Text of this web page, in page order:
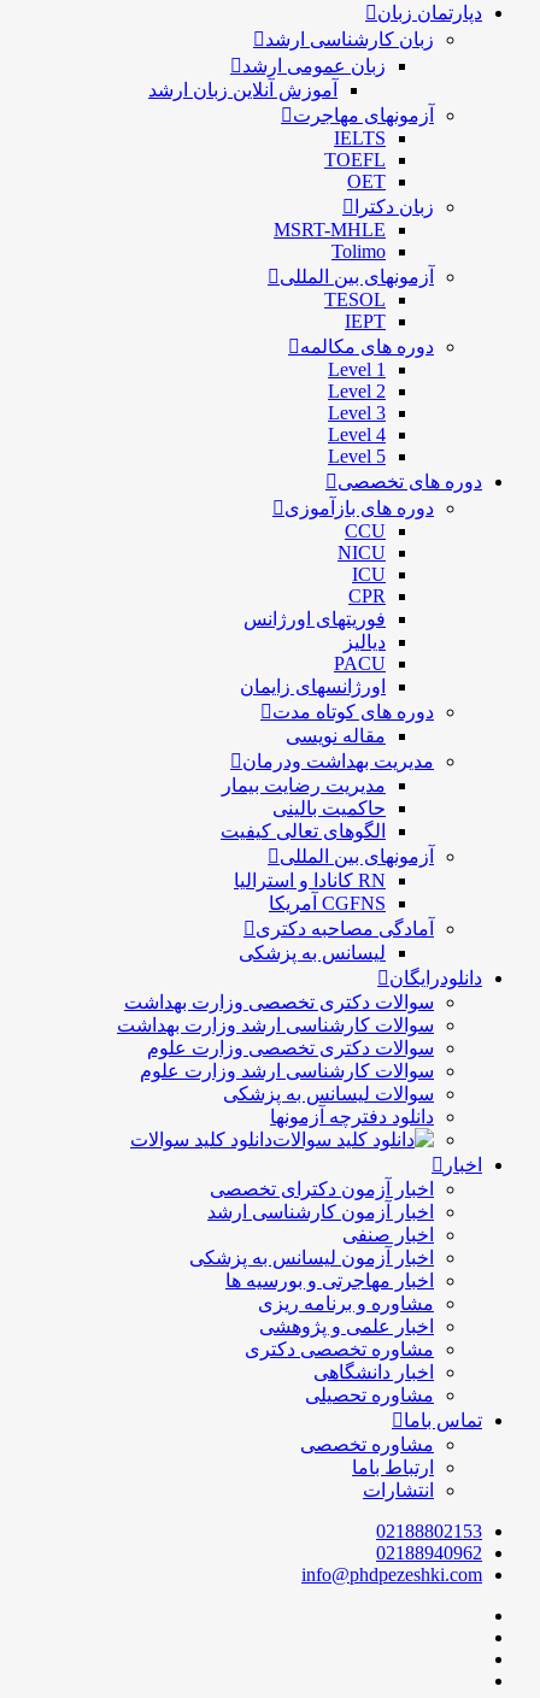
دپارتمان زبان
زبان کارشناسی ارشد
زبان عمومی ارشد
آموزش آنلاین زبان ارشد
آزمونهای مهاجرت
IELTS
TOEFL
OET
زبان دکترا
MSRT-MHLE
Tolimo
آزمونهای بین المللی
TESOL
IEPT
دوره های مکالمه
Level 1
Level 2
Level 3
Level 4
Level 5
دوره های تخصصی
دوره های بازآموزی
CCU
NICU
ICU
CPR
فوریتهای اورژانس
دیالیز
PACU
اورژانسهای زایمان
دوره های کوتاه مدت
مقاله نویسی
مدیریت بهداشت ودرمان
مديريت رضايت بيمار
حاكميت بالينی
الگوهای تعالی کيفيت
آزمونهای بین المللی
RN کانادا و استرالیا
CGFNS آمریکا
آمادگی مصاحبه دکتری
لیسانس به پزشکی
دانلودرایگان
سوالات دکتری تخصصی وزارت بهداشت
سوالات کارشناسی ارشد وزارت بهداشت
سوالات دکتری تخصصی وزارت علوم
سوالات کارشناسی ارشد وزارت علوم
سوالات لیسانس به پزشکی
دانلود دفترچه آزمونها
دانلود کلید سوالات
اخبار
اخبار آزمون دکترای تخصصی
اخبار آزمون کارشناسی ارشد
اخبار صنفی
اخبار آزمون لیسانس به پزشکی
اخبار مهاجرتی و بورسیه ها
مشاوره و برنامه ریزی
اخبار علمی و پژوهشی
مشاوره تخصصی دکتری
اخبار دانشگاهی
مشاوره تحصیلی
تماس باما
مشاوره تخصصی
ارتباط باما
انتشارات
02188802153
02188940962
info@phdpezeshki.com